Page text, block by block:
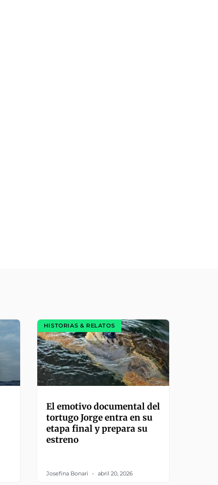
HISTORIAS & RELATOS
El emotivo documental del
tortugo Jorge entra en su
etapa final y prepara su
estreno
Josefina Bonari abril 20, 2026